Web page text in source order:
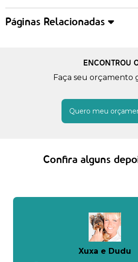
Páginas Relacionadas
ENCONTROU
Faça seu orçamento
Quero meu
Confira alguns
Xuxa e Dudu